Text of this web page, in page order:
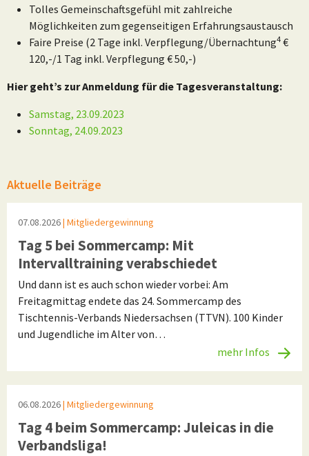
Tolles Gemeinschaftsgefühl mit zahlreiche
Möglichkeiten zum gegenseitigen Erfahrungsaustausch
Faire Preise (2 Tage inkl. Verpflegung/Übernachtung4 €
120,-/1 Tag inkl. Verpflegung € 50,-)
Hier geht’s zur Anmeldung für die Tagesveranstaltung:
Samstag, 23.09.2023
Sonntag, 24.09.2023
Aktuelle Beiträge
07.08.2026| Mitgliedergewinnung
Tag 5 bei Sommercamp: Mit
Intervalltraining verabschiedet
Und dann ist es auch schon wieder vorbei: Am
Freitagmittag endete das 24. Sommercamp des
Tischtennis-Verbands Niedersachsen (TTVN). 100 Kinder
und Jugendliche im Alter von…
mehr Infos
06.08.2026| Mitgliedergewinnung
Tag 4 beim Sommercamp: Juleicas in die
Verbandsliga!